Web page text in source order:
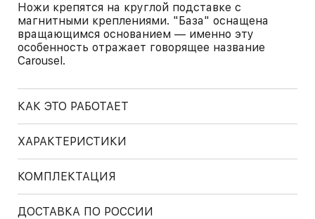
Ножи крепятся на круглой подставке с
магнитными креплениями. "База" оснащена
вращающимся основанием — именно эту
особенность отражает говорящее название
Carousel.
КАК ЭТО РАБОТАЕТ
ХАРАКТЕРИСТИКИ
КОМПЛЕКТАЦИЯ
ДОСТАВКА ПО РОССИИ